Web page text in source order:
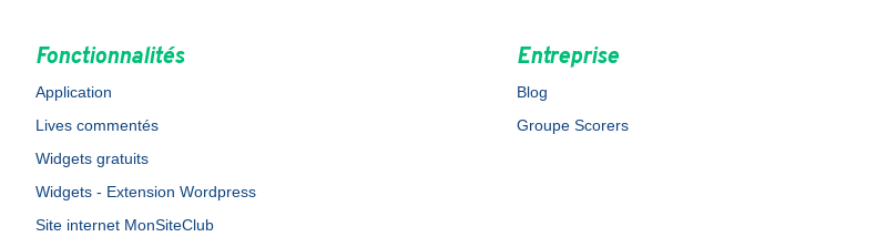
Fonctionnalités
Application
Lives commentés
Widgets gratuits
Widgets - Extension Wordpress
Site internet MonSiteClub
Entreprise
Blog
Groupe Scorers